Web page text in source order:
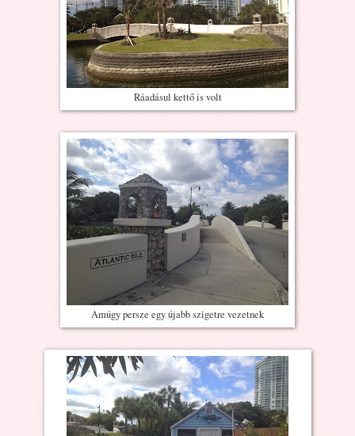
Ráadásul kettő is volt
Amúgy persze egy újabb szigetre vezetnek